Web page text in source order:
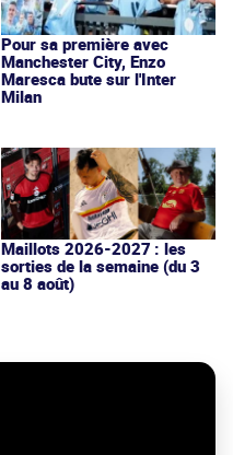
Pour sa première avec
Manchester City, Enzo
Maresca bute sur l'Inter
Milan
Maillots 2026-2027 : les
sorties de la semaine (du 3
au 8 août)